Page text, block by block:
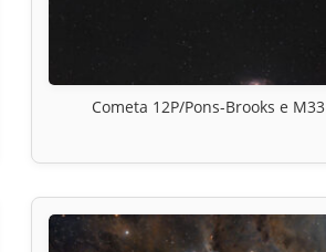
Cometa 12P/Pons-Brooks e M33